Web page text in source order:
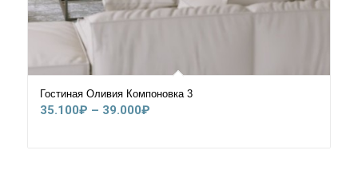
Гостиная Оливия Компоновка 3
35.100₽ – 39.000₽Диапазон